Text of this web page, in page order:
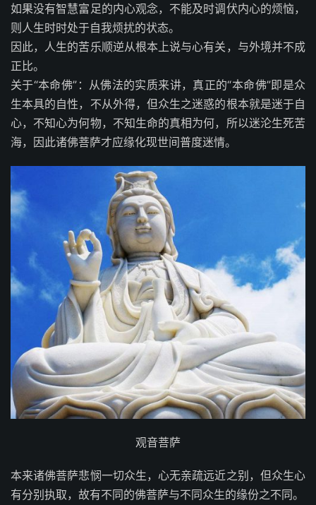
如果没有智慧富足的内心观念，不能及时调伏内心的烦恼，
则人生时时处于自我烦扰的状态。
因此，人生的苦乐顺逆从根本上说与心有关，与外境并不成
正比。
关于“本命佛”：从佛法的实质来讲，真正的“本命佛”即是众
生本具的自性，不从外得，但众生之迷惑的根本就是迷于自
心，不知心为何物，不知生命的真相为何，所以迷沦生死苦
海，因此诸佛菩萨才应缘化现世间普度迷情。
观音菩萨
本来诸佛菩萨悲悯一切众生，心无亲疏远近之别，但众生心
有分别执取，故有不同的佛菩萨与不同众生的缘份之不同。